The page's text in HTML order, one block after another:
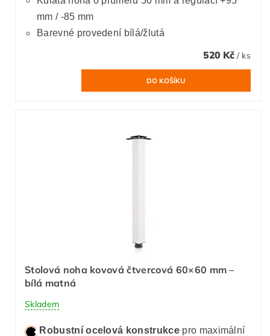
mm / -85 mm
Barevné provedení bílá/žlutá
520 Kč / ks
Stolová noha kovová čtvercová 60×60 mm –
bílá matná
Skladem
Robustní ocelová konstrukcepro maximální